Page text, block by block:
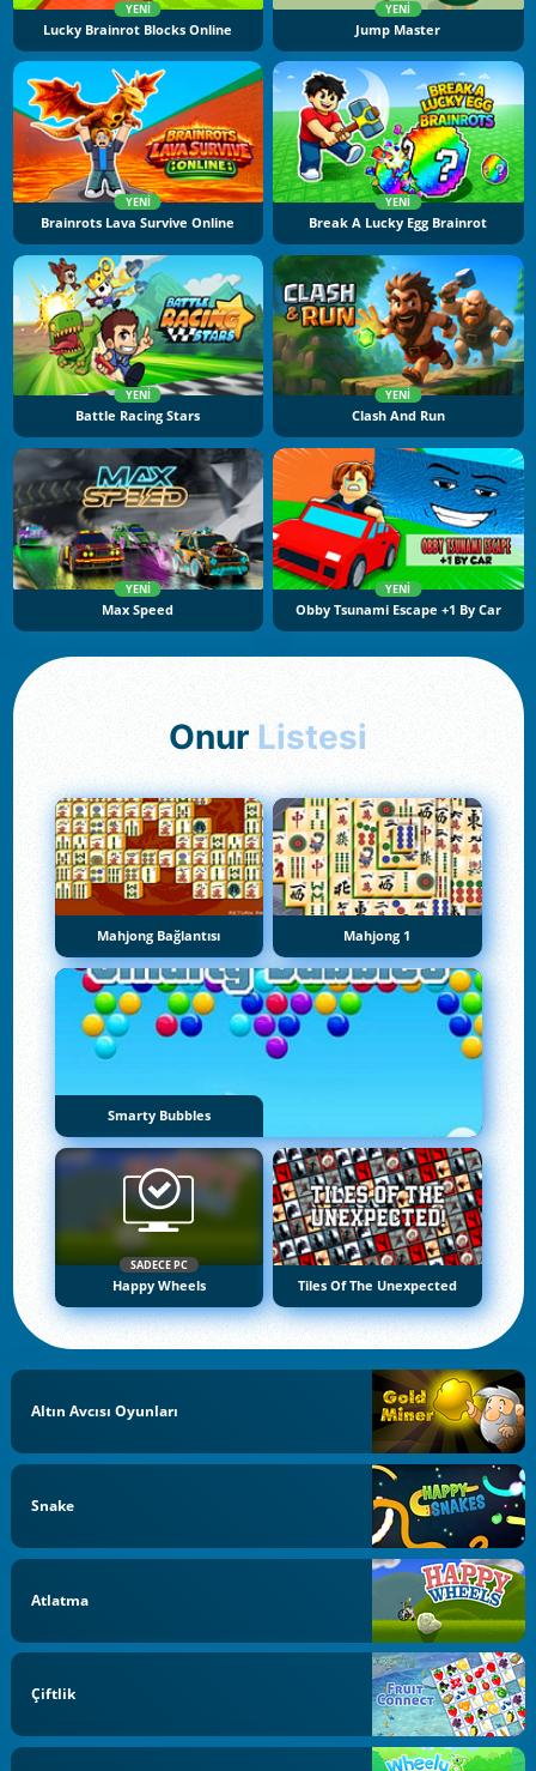
YENI
Lucky Brainrot Blocks Online
YENI
Jump Master
YENI
Brainrots Lava Survive Online
YENI
Break A Lucky Egg Brainrot
YENI
Battle Racing Stars
YENI
Clash And Run
YENI
Max Speed
YENI
Obby Tsunami Escape +1 By Car
Onur Listesi
Mahjong Bağlantısı Mahjong 1
Smarty Bubbles
SADECE PC
Happy Wheels Tiles Of The Unexpected
Altın Avcısı Oyunları
Snake
Atlatma
Çiftlik